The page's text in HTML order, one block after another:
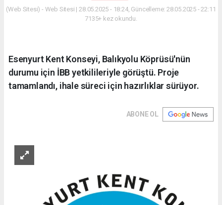
(Web Sitesi) - Web Sitesi | 28.05.2025 - 18:24, Güncelleme: 28.05.2025 - 22:11
7135+ kez okundu.
Esenyurt Kent Konseyi, Balıkyolu Köprüsü'nün
durumu için İBB yetkilileriyle görüştü. Proje
tamamlandı, ihale süreci için hazırlıklar sürüyor.
ABONE OL